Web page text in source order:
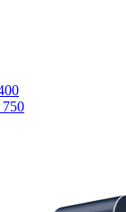
750